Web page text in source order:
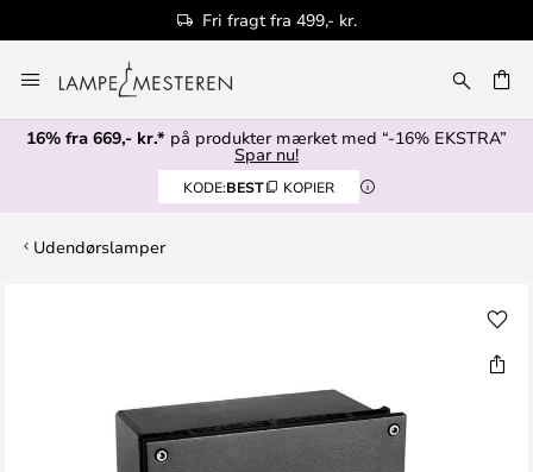
Fri fragt fra 499,- kr.
to
Content
16% fra 669,- kr.* på produkter mærket med “-16% EKSTRA”
Spar nu!
KODE:BEST KOPIER
Udendørslamper
billedgalleriet